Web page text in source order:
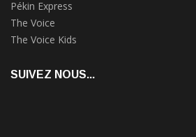
Pékin Express
The Voice
The Voice Kids
SUIVEZ NOUS...